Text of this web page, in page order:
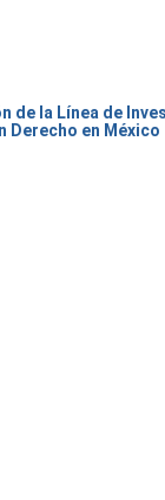
de la Línea de
Derecho en México